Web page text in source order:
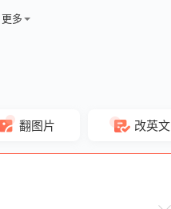
更多
翻图片 改英文